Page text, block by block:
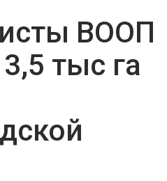
ВООП
тыс га